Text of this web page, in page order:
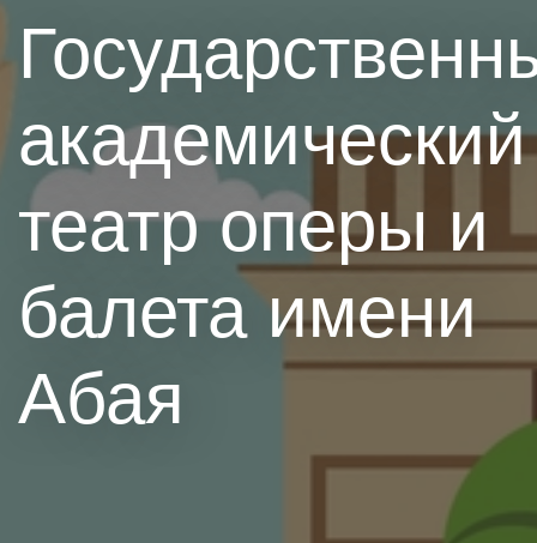
академический
театр оперы и
балета имени
Абая